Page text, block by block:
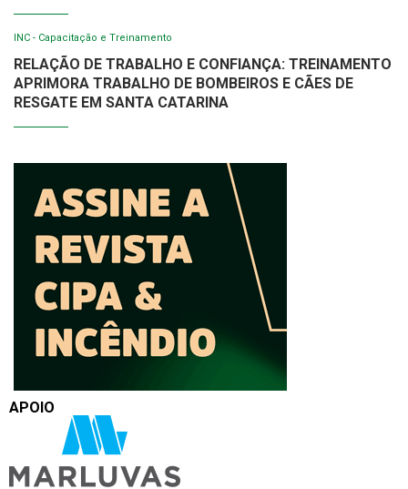
INC - Capacitação e Treinamento
RELAÇÃO DE TRABALHO E CONFIANÇA: TREINAMENTO
APRIMORA TRABALHO DE BOMBEIROS E CÃES DE
RESGATE EM SANTA CATARINA
APOIO